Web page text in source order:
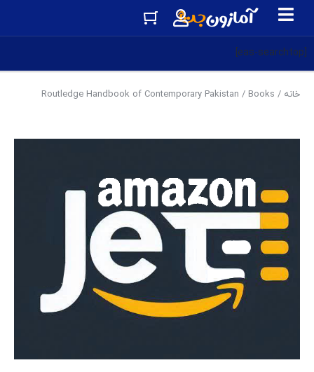
[eas-searchtop]
خانه /
Books
/ Routledge Handbook of Contemporary Pakistan